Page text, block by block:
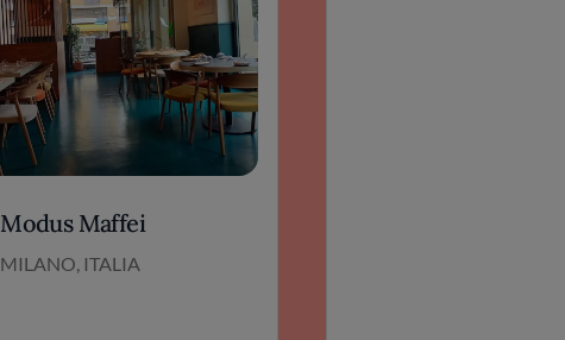
Modus Maffei
MILANO, ITALIA